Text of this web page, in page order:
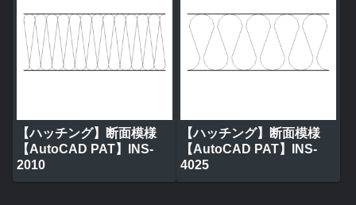
【ハッチング】断面模様
【AutoCAD PAT】INS-
2010
【ハッチング】断面模様
【AutoCAD PAT】INS-
4025